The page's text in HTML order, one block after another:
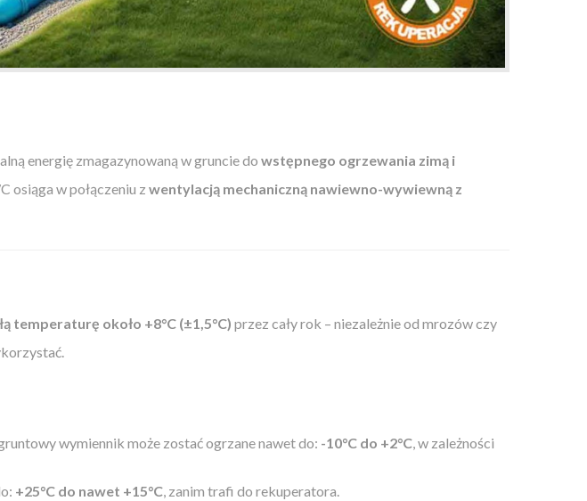
energię zmagazynowaną w gruncie do wstępnego ogrzewania zimą i
osiąga w połączeniu z wentylacją mechaniczną nawiewno-wywiewną z
temperaturę około +8°C (±1,5°C) przez cały rok – niezależnie od mrozów czy
wymiennik może zostać ogrzane nawet do: -10°C do +2°C , w zależności
+25°C do nawet +15°C , zanim trafi do rekuperatora.